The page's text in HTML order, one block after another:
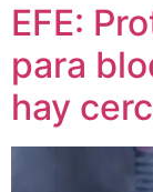
EFE:
para
hay